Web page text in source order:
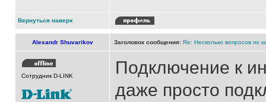
Вернуться наверх
Alexandr Shuvarikov Заголовок сообщения: Re: Несколько вопросов по
Сотрудник D-LINK
Подключение к
даже просто